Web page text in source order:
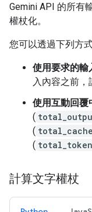
Gemini API 的所有
權杖化。
您可以透過下列方
使用要求的輸
入內容之前，
使用互動回覆
(
(
(
計算文字權杖